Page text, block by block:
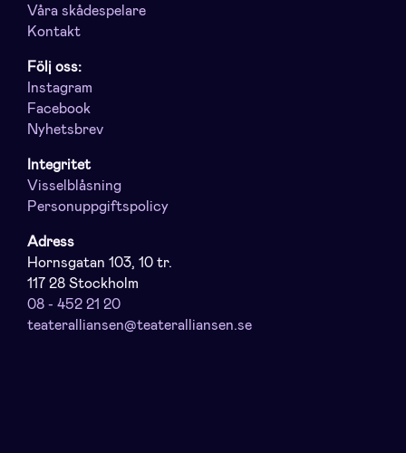
Våra skådespelare
Kontakt
Följ oss:
Instagram
Facebook
Nyhetsbrev
Integritet
Visselblåsning
Personuppgiftspolicy
Adress
Hornsgatan 103, 10 tr.
117 28 Stockholm
08 - 452 21 20
teateralliansen@teateralliansen.se